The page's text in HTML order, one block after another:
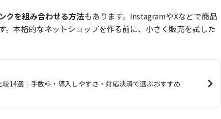
はありますか？
？
クを組み合わせる方法もあります。InstagramやXなどで商品
。本格的なネットショップを作る前に、小さく販売を試した
14選！手数料・導入しやすさ・対応決済で選ぶおすすめ